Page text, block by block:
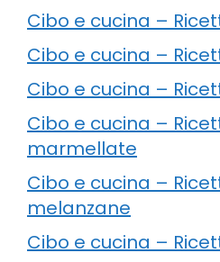
Cibo e cucina –
Cibo e cucina –
Cibo e cucina –
Cibo e cucina –
marmellate
Cibo e cucina –
melanzane
Cibo e cucina –